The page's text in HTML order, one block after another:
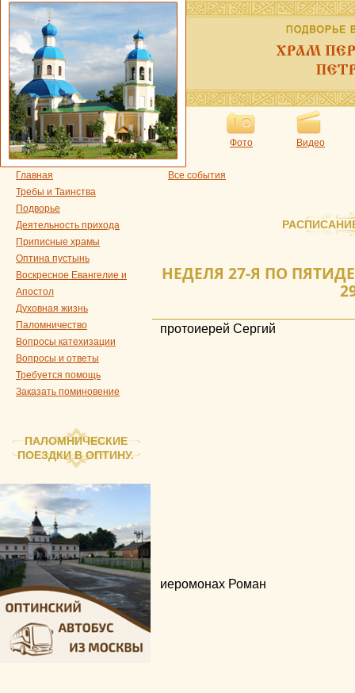
Фото Видео
Главная
Требы и Таинства
Подворье
Деятельность прихода
Приписные храмы
Оптина пустынь
Воскресное Евангелие и
Апостол
Духовная жизнь
Паломничество
Вопросы катехизации
Вопросы и ответы
Требуется помощь
Заказать поминовение
ПАЛОМНИЧЕСКИЕ
ПОЕЗДКИ В ОПТИНУ.
Все события
НЕДЕЛЯ 27-Я ПО
протоиерей Сергий
иеромонах Роман